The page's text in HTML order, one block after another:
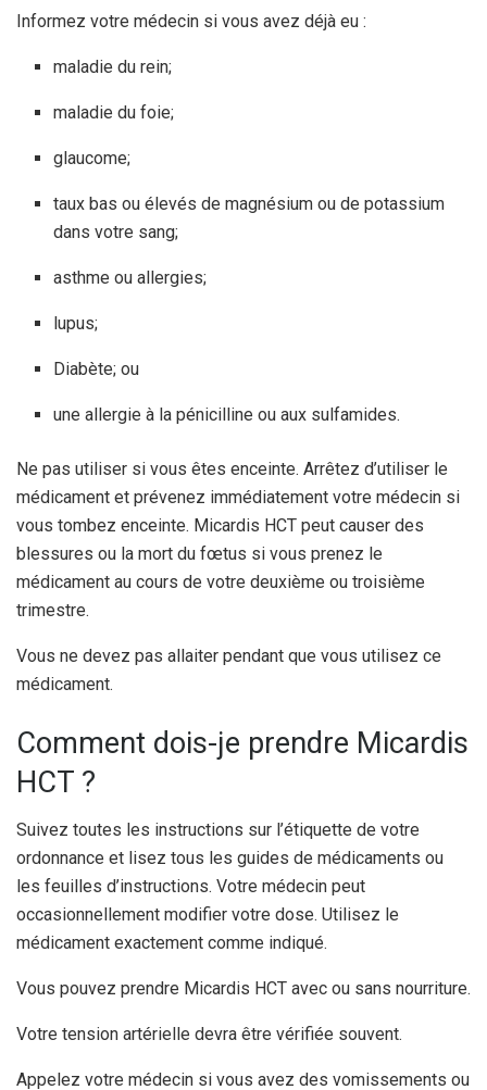
Informez votre médecin si vous avez déjà eu :
maladie du rein;
maladie du foie;
glaucome;
taux bas ou élevés de magnésium ou de potassium
dans votre sang;
asthme ou allergies;
lupus;
Diabète; ou
une allergie à la pénicilline ou aux sulfamides.
Ne pas utiliser si vous êtes enceinte. Arrêtez d’utiliser le
médicament et prévenez immédiatement votre médecin si
vous tombez enceinte. Micardis HCT peut causer des
blessures ou la mort du fœtus si vous prenez le
médicament au cours de votre deuxième ou troisième
trimestre.
Vous ne devez pas allaiter pendant que vous utilisez ce
médicament.
Comment dois-je prendre Micardis
HCT ?
Suivez toutes les instructions sur l’étiquette de votre
ordonnance et lisez tous les guides de médicaments ou
les feuilles d’instructions. Votre médecin peut
occasionnellement modifier votre dose. Utilisez le
médicament exactement comme indiqué.
Vous pouvez prendre Micardis HCT avec ou sans nourriture.
Votre tension artérielle devra être vérifiée souvent.
Appelez votre médecin si vous avez des vomissements ou